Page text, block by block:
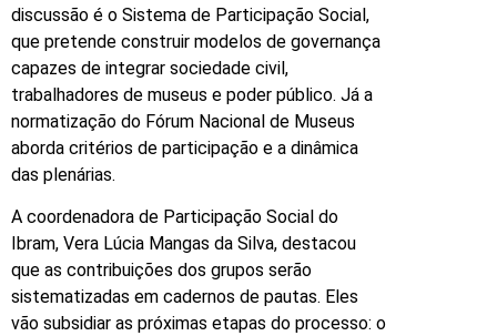
discussão é o Sistema de Participação Social,
que pretende construir modelos de governança
capazes de integrar sociedade civil,
trabalhadores de museus e poder público. Já a
normatização do Fórum Nacional de Museus
aborda critérios de participação e a dinâmica
das plenárias.
A coordenadora de Participação Social do
Ibram, Vera Lúcia Mangas da Silva, destacou
que as contribuições dos grupos serão
sistematizadas em cadernos de pautas. Eles
vão subsidiar as próximas etapas do processo: o